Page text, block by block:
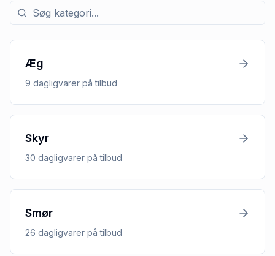
Søg efter kategori med tilbud
Æg
9 dagligvarer på tilbud
Skyr
30 dagligvarer på tilbud
Smør
26 dagligvarer på tilbud